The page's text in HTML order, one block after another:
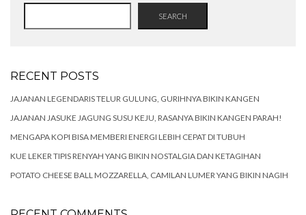
SEARCH
RECENT POSTS
JAJANAN LEGENDARIS TELUR GULUNG, GURIHNYA BIKIN KANGEN
JAJANAN JASUKE JAGUNG SUSU KEJU, RASANYA BIKIN KANGEN PARAH!
MENGAPA KOPI BISA MEMBERI ENERGI LEBIH CEPAT DI TUBUH
KUE LEKER TIPIS RENYAH YANG BIKIN NOSTALGIA DAN KETAGIHAN
POTATO CHEESE BALL MOZZARELLA, CAMILAN LUMER YANG BIKIN NAGIH